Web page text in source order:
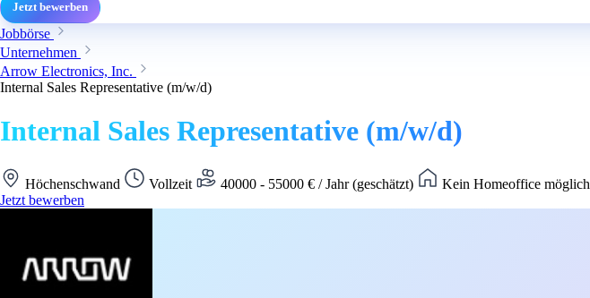
Jetzt bewerben
Jobbörse
Unternehmen
Arrow Electronics, Inc.
Internal Sales Representative (m/w/d)
Internal Sales Representative (m/w/d)
Höchenschwand Vollzeit 40000 - 55000 € / Jahr (geschätzt)
Kein Homeoffice möglich
Jetzt bewerben